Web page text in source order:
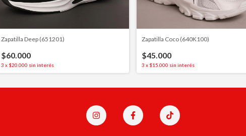
Zapatilla Deep (651201)
$60.000
3 x $20.000 sin interés
Zapatilla Coco (640K100)
$45.000
3 x $15.000 sin interés